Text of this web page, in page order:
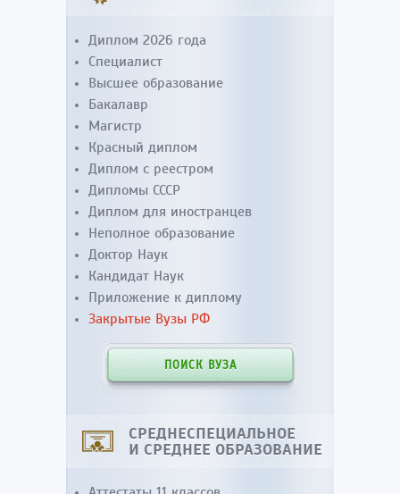
Диплом 2026 года
Специалист
Высшее образование
Бакалавр
Магистр
Красный диплом
Диплом с реестром
Дипломы СССР
Диплом для иностранцев
Неполное образование
Доктор Наук
Кандидат Наук
Приложение к диплому
Закрытые Вузы РФ
ПОИСК ВУЗА
СРЕДНЕСПЕЦИАЛЬНОЕ
И СРЕДНЕЕ ОБРАЗОВАНИЕ